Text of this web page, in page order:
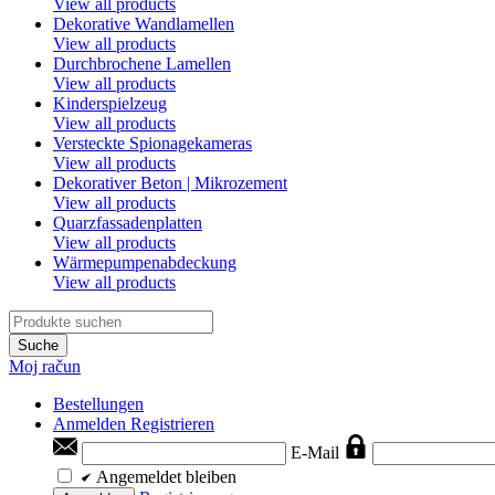
View all products
Dekorative Wandlamellen
View all products
Durchbrochene Lamellen
View all products
Kinderspielzeug
View all products
Versteckte Spionagekameras
View all products
Dekorativer Beton | Mikrozement
View all products
Quarzfassadenplatten
View all products
Wärmepumpenabdeckung
View all products
Suche
Moj račun
Bestellungen
Anmelden Registrieren
E-Mail
Angemeldet bleiben